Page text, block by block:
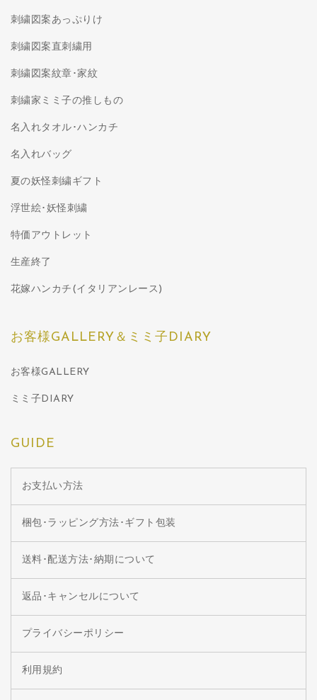
刺繍図案あっぷりけ
刺繍図案直刺繍用
刺繍図案紋章･家紋
刺繍家ミミ子の推しもの
名入れタオル･ハンカチ
名入れバッグ
夏の妖怪刺繍ギフト
浮世絵･妖怪刺繍
特価アウトレット
生産終了
花嫁ハンカチ(イタリアンレース)
お客様GALLERY＆ミミ子DIARY
お客様GALLERY
ミミ子DIARY
GUIDE
お支払い方法
梱包･ラッピング方法･ギフト包装
送料･配送方法･納期について
返品･キャンセルについて
プライバシーポリシー
利用規約